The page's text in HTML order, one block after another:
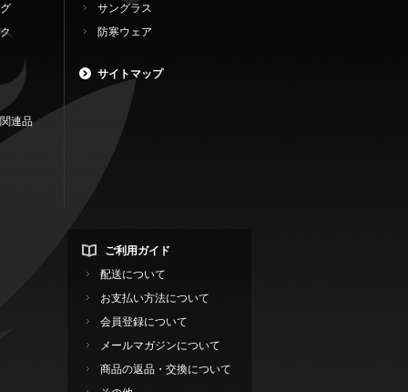
連品
サングラス
防寒ウェア
サイトマップ
ご利用ガイド
配送について
お支払い方法について
会員登録について
メールマガジンについて
商品の返品・交換について